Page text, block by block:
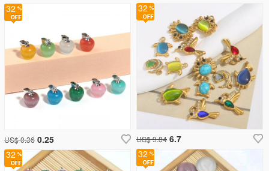
32
US$ 9.84 6.7
32
US$ 0.36 0.25
32
32